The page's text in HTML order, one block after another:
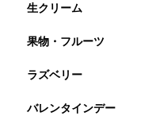
生クリーム
果物・フルーツ
ラズベリー
バレンタインデー